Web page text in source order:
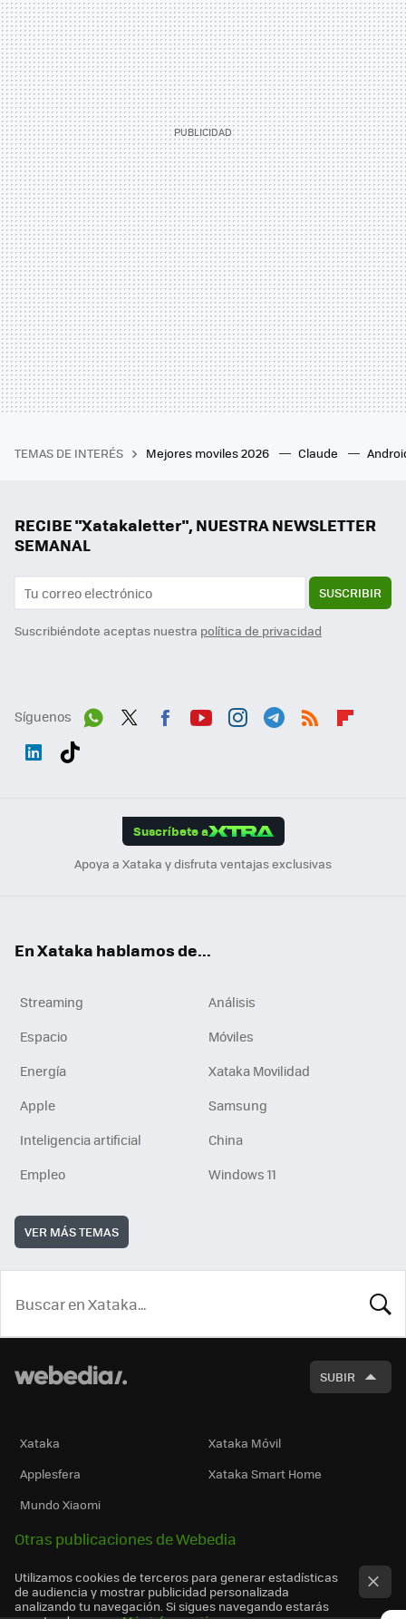
TEMAS DE INTERÉS Mejores moviles 2026 Claude
RECIBE "Xatakaletter", NUESTRA NEWSLETTER
SEMANAL
SUSCRIBIR
Suscribiéndote aceptas nuestra política de privacidad
Síguenos
Suscríbete a
Apoya a Xataka y disfruta ventajas exclusivas
En Xataka hablamos de...
Streaming
Análisis
Espacio
Móviles
Energía
Xataka Movilidad
Apple
Samsung
Inteligencia artificial
China
Empleo
Windows 11
VER MÁS TEMAS
SUBIR
Xataka
Xataka Móvil
Applesfera
Xataka Smart Home
Mundo Xiaomi
Otras publicaciones de Webedia
Utilizamos cookies de terceros para generar estadísticas
de audiencia y mostrar publicidad personalizada
analizando tu navegación. Si sigues navegando estarás